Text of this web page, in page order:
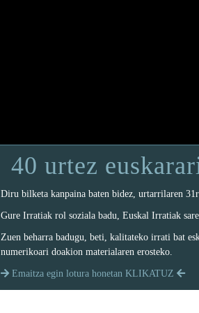
40 urtez
Diru bilketa kanpaina baten bidez, urtarrilaren
Gure Irratiak rol soziala badu, Euskal Irratiak
Zuen beharra badugu, beti, kalitateko irrati bat
numerikoari doakion materialaren erosteko.
Emaitza egin lotura honetan KLIKATUZ